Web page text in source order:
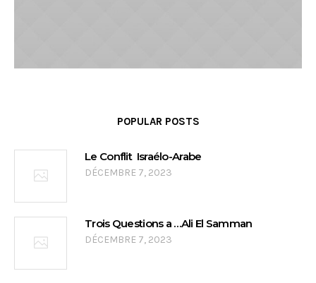
POPULAR POSTS
Le Conflit Israélo-Arabe
DÉCEMBRE 7, 2023
Trois Questions a …Ali El Samman
DÉCEMBRE 7, 2023